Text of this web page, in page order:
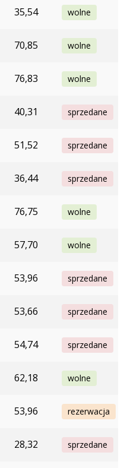
35,54 wolne
70,85 wolne
76,83 wolne
40,31 sprzedane
51,52 sprzedane
36,44 sprzedane
76,75 wolne
57,70 wolne
53,96 sprzedane
53,66 sprzedane
54,74 sprzedane
62,18 wolne
53,96 rezerwacja
28,32 sprzedane